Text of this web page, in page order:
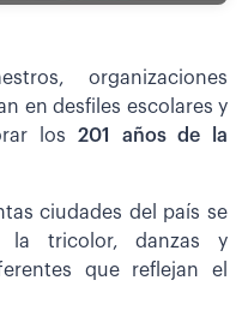
organizaciones
en desfiles escolares y
los 201 años de la
ciudades del país se
la tricolor, danzas y
que reflejan el